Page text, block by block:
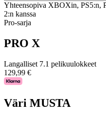
Yhteensopiva XBOXin, PS5:n,
2:n kanssa
Pro-sarja
PRO X
Langalliset 7.1 pelikuulokkeet
129,99 €
Väri MUSTA